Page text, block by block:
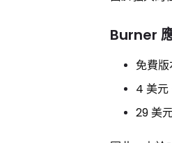
Burner
免費版
4 美元
29 美